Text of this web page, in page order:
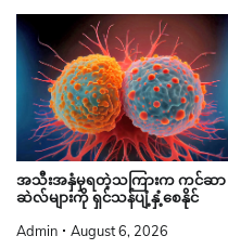
အသီးအနှံမှရတဲ့သကြားက ကင်ဆာ
ဆဲလ်များကို ရှင်သန်ပျံ့နှံ့စေနိုင်
Admin August 6, 2026